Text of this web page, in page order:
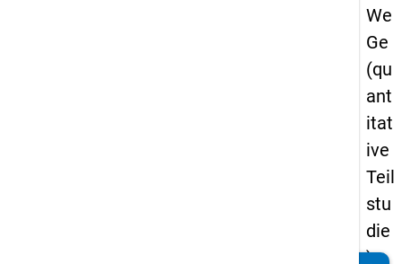
We
Ge
(qu
ant
itat
ive
Teil
stu
die
) -